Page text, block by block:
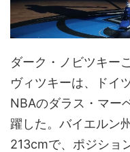
ダーク・ノビツキー
ヴィツキーは、ドイ
NBAのダラス・マー
躍した。バイエルン
213cmで、ポジショ